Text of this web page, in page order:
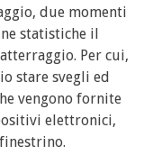
due momenti
statistiche il
Per cui,
stare svegli ed
vengono fornite
elettronici,